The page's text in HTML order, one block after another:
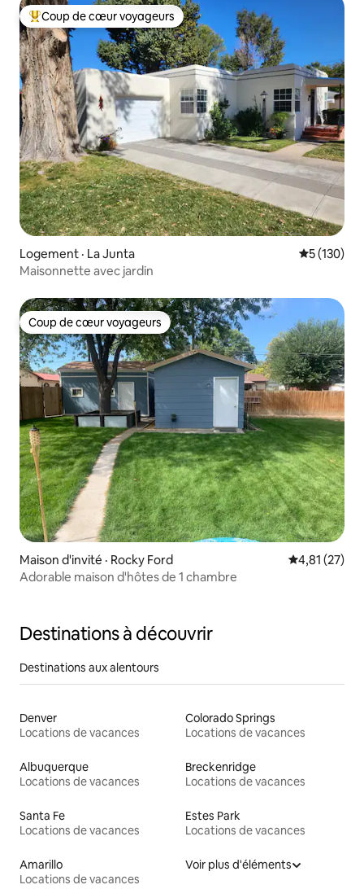
Coup de cœur voyageurs parmi les plus aimés
Coup de cœur voyageurs
Logement · La Junta Note
5 (130)
Maisonnette avec jardin
Coup de cœur voyageurs
Coup de cœur voyageurs
Maison d'invité · Rocky Ford Note
4,81 (27)
Adorable maison d'hôtes de 1 chambre
Destinations à découvrir
Destinations aux alentours
Denver
Locations de vacances
Colorado Springs
Locations de vacances
Albuquerque
Locations de vacances
Breckenridge
Locations de vacances
Santa Fe
Locations de vacances
Estes Park
Locations de vacances
Amarillo
Locations de vacances
Voir plus d'éléments